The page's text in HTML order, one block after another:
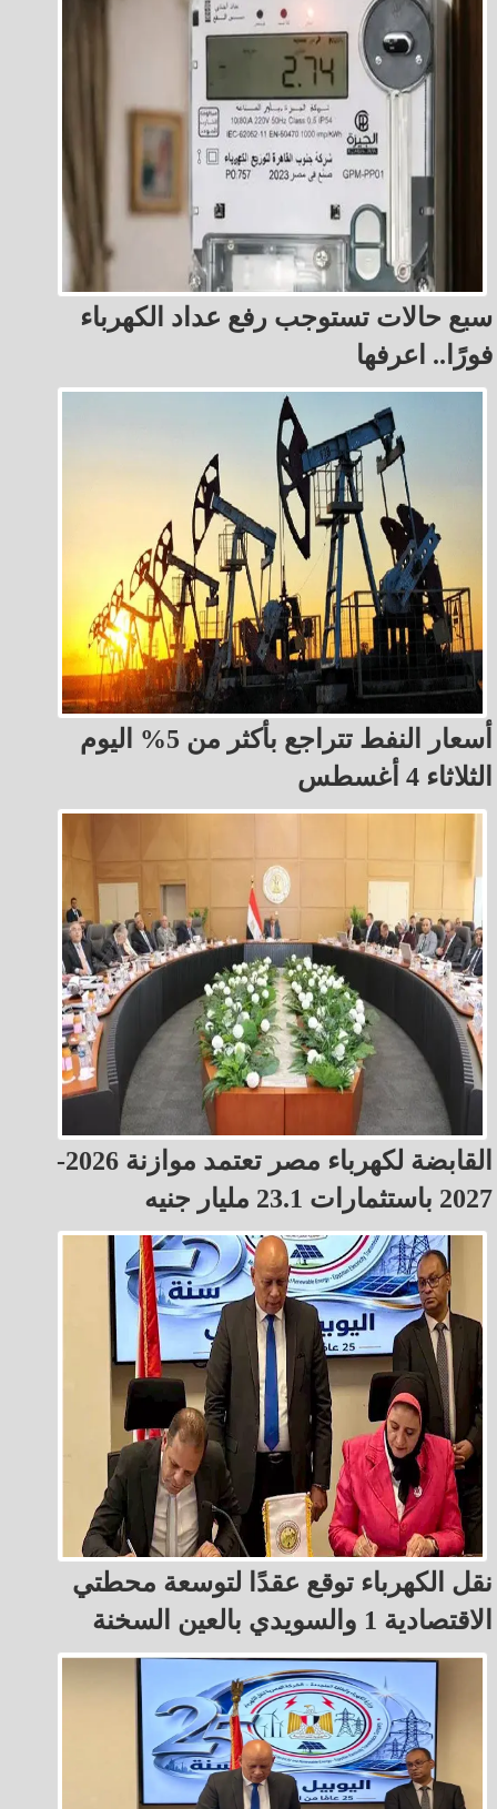
سبع حالات تستوجب رفع عداد الكهرباء
فورًا.. اعرفها
أسعار النفط تتراجع بأكثر من 5% اليوم
الثلاثاء 4 أغسطس
القابضة لكهرباء مصر تعتمد موازنة 2026-
2027 باستثمارات 23.1 مليار جنيه
نقل الكهرباء توقع عقدًا لتوسعة محطتي
الاقتصادية 1 والسويدي بالعين السخنة